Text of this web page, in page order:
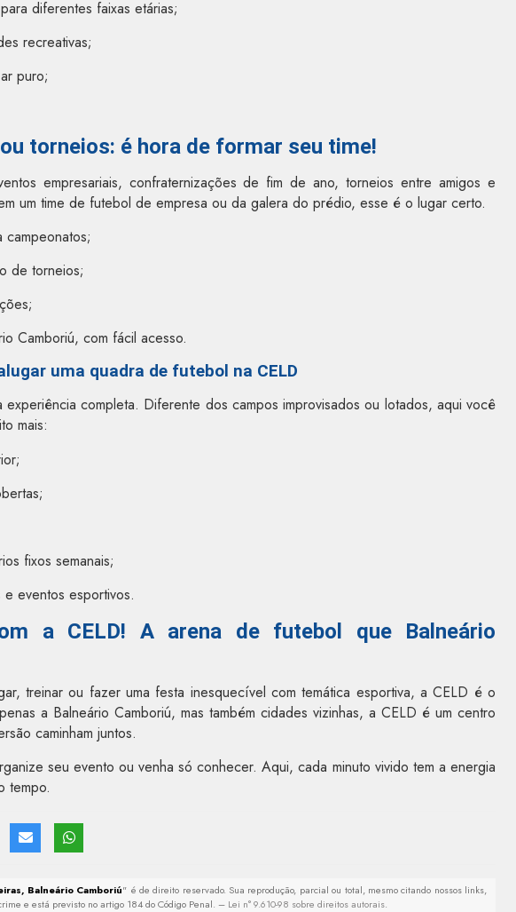
diferentes faixas etárias;
recreativas;
puro;
torneios: é hora de formar seu time!
empresariais, confraternizações de fim de ano, torneios entre amigos e
um time de futebol de empresa ou da galera do prédio, esse é o lugar certo.
de torneios;
Camboriú, com fácil acesso.
uma quadra de futebol na CELD
experiência completa. Diferente dos campos improvisados ou lotados, aqui você
mais:
fixos semanais;
eventos esportivos.
a CELD! A arena de futebol que Balneário
treinar ou fazer uma festa inesquecível com temática esportiva, a CELD é o
a Balneário Camboriú, mas também cidades vizinhas, a CELD é um centro
caminham juntos.
seu evento ou venha só conhecer. Aqui, cada minuto vivido tem a energia
tempo.
Balneário Camboriú" é de direito reservado. Sua reprodução, parcial ou total, mesmo citando nossos links,
e está previsto no artigo 184 do Código Penal. – Lei n° 9.610-98 sobre direitos autorais.